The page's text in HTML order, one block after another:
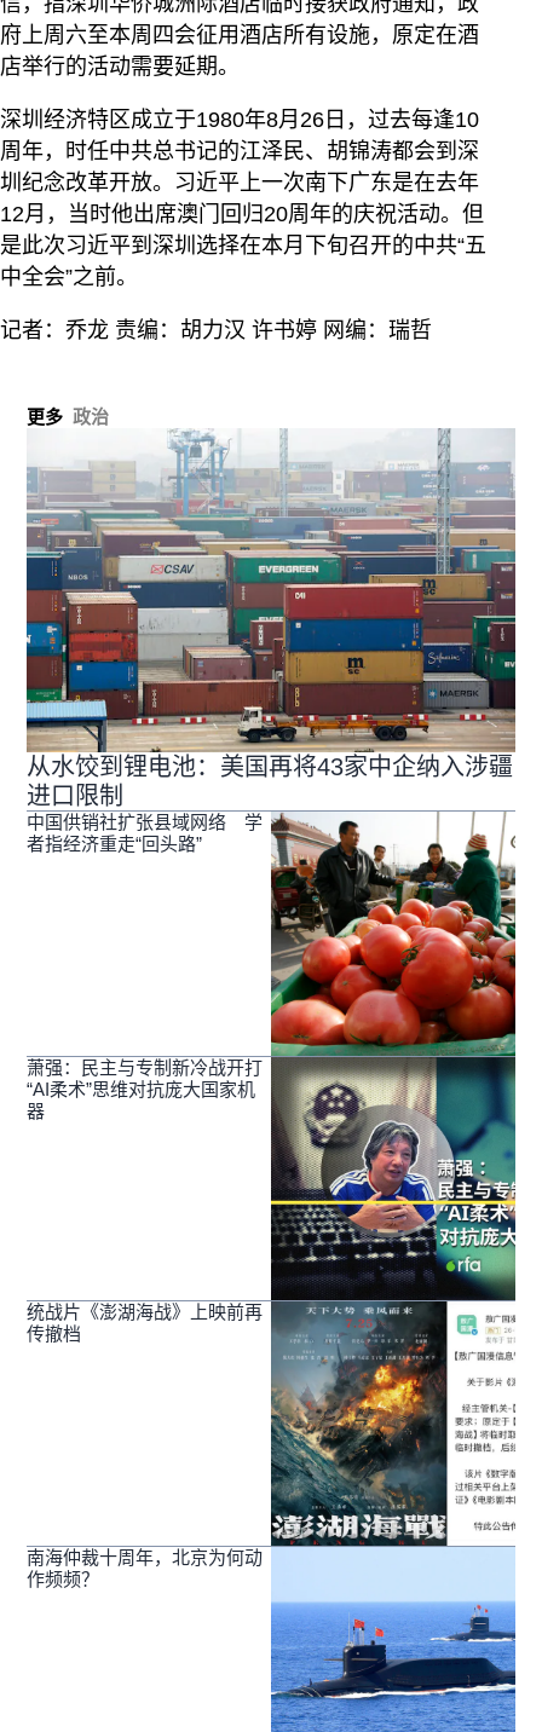
府上周六至本周四会征用酒店所有设施，原定在酒
店举行的活动需要延期。
深圳经济特区成立于1980年8月26日，过去每逢10
周年，时任中共总书记的江泽民、胡锦涛都会到深
圳纪念改革开放。习近平上一次南下广东是在去年
12月，当时他出席澳门回归20周年的庆祝活动。但
是此次习近平到深圳选择在本月下旬召开的中共“五
中全会”之前。
记者：乔龙 责编：胡力汉 许书婷 网编：瑞哲
更多 政治
从水饺到锂电池：美国再将43家中企纳入涉疆
进口限制
中国供销社扩张县域网络 学
者指经济重走“回头路”
萧强：民主与专制新冷战开打
“AI柔术”思维对抗庞大国家机
器
统战片《澎湖海战》上映前再
传撤档
南海仲裁十周年，北京为何动
作频频？